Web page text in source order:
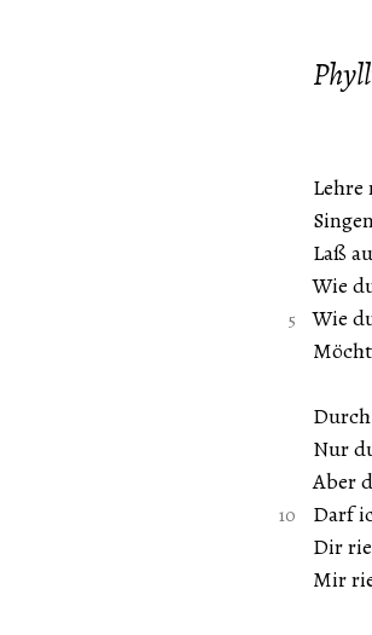
Lehre
Laß
Wie
Wie
Nur
Aber
Darf
Dir
Mir